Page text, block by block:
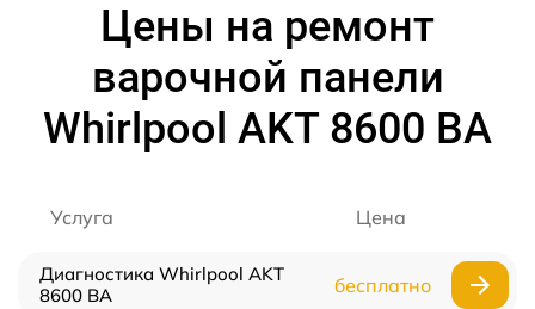
Цены на ремонт
варочной панели
Whirlpool AKT 8600 BA
Услуга Цена
Диагностика Whirlpool AKT
8600 BA
бесплатно